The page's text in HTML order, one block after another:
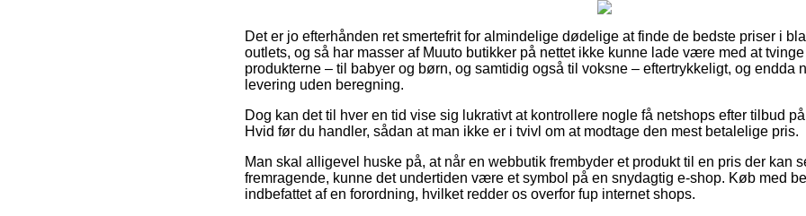
Det er jo efterhånden ret smertefrit for almindelige dødelige at finde de bedste priser i
outlets, og så har masser af Muuto butikker på nettet ikke kunne lade være med at
produkterne – til babyer og børn, og samtidig også til voksne – eftertrykkeligt, og endda
levering uden beregning.
Dog kan det til hver en tid vise sig lukrativt at kontrollere nogle få netshops efter tilbud
Hvid før du handler, sådan at man ikke er i tvivl om at modtage den mest betalelige pris.
Man skal alligevel huske på, at når en webbutik frembyder et produkt til en pris der kan
fremragende, kunne det undertiden være et symbol på en snydagtig e-shop. Køb med
indbefattet af en forordning, hvilket redder os overfor fup internet shops.